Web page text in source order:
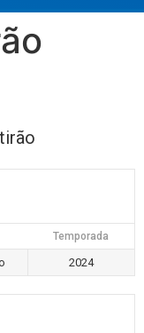
Temporada
2024